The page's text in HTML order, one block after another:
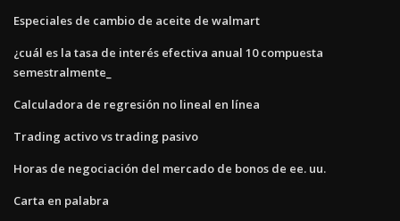
Especiales de cambio de aceite de walmart
¿cuál es la tasa de interés efectiva anual 10 compuesta
semestralmente_
Calculadora de regresión no lineal en línea
Trading activo vs trading pasivo
Horas de negociación del mercado de bonos de ee. uu.
Carta en palabra